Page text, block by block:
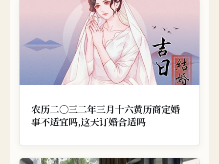
农历二〇三二年三月十六黄历商定婚
事不适宜吗,这天订婚合适吗